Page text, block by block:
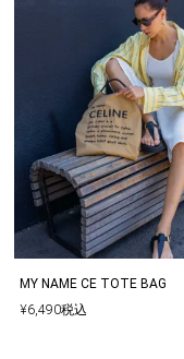
MY NAME CE TOTE BAG
¥6,490税込